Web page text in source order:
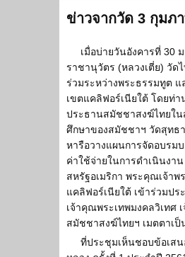
ข่าวจากวัด 3 กุมภ
เมื่อบ่ายวันอังคารที่ 30
ราชานุวัตร (หลวงเตี่ย) วัด
ร่วมระหว่างพระธรรมทูต แ
เขตแคลิฟอร์เนียใต้ โดยท่
ประธานสมัชชาสงฆ์ไทยใน
ศึกษาของสมัชชาฯ วัดสุทธา
หารือวางแผนการจัดอบรม
ค่าใช้จ่ายในการดำเนินงา
สหรัฐอเมริกา พระคุณเจ้า
แคลิฟอร์เนียใต้ เข้าร่วมป
เจ้าคุณพระเทพมงคลวิเทศ
สมัชชาสงฆ์ไทยฯ เมตตาเ
ที่ประชุมเห็นชอบข้อเส